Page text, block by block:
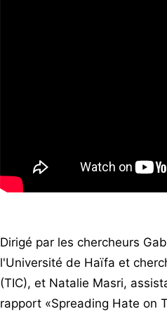
Dirigé par les chercheurs
l'Université de Haïfa et
(TIC), et Natalie Masri,
rapport «Spreading Hate on